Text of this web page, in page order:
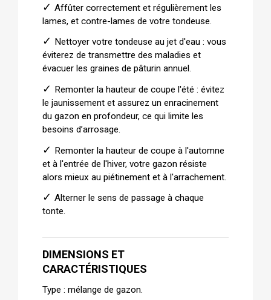
✓ Affûter correctement et régulièrement les
lames, et contre-lames de votre tondeuse.
✓
Nettoyer votre tondeuse au jet d'eau : vous
éviterez de transmettre des maladies et
évacuer les graines de pâturin annuel.
✓ Remonter la hauteur de coupe l'été : évitez
le jaunissement et assurez un enracinement
du gazon en profondeur, ce qui limite les
besoins d’arrosage.
✓ Remonter la hauteur de coupe à l'automne
et à l'entrée de l'hiver, votre gazon résiste
alors mieux au piétinement et à l'arrachement.
✓ Alterner le sens de passage à chaque
tonte.
DIMENSIONS ET
CARACTÉRISTIQUES
Type : mélange de gazon.